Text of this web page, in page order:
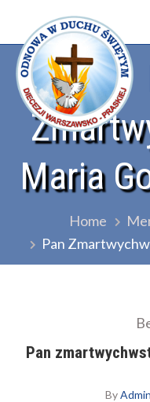
contentOdnowa w
Maria
Home
Pan
Pan
ByAdmin